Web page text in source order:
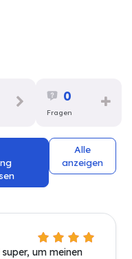
0
Fragen
Alle
anzeigen
um meinen